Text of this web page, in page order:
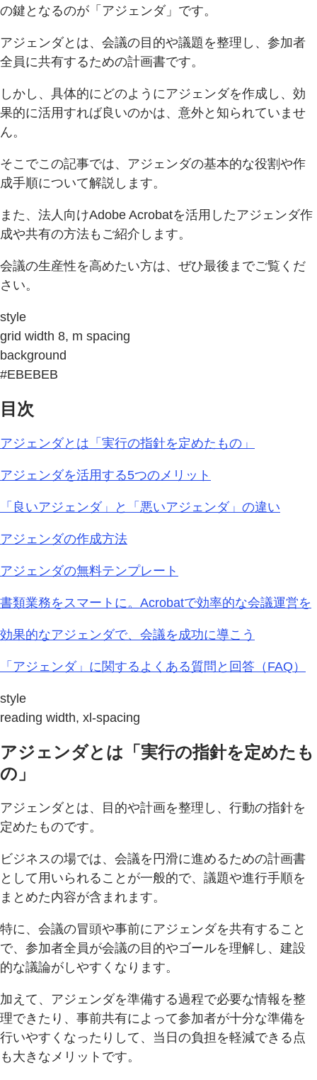
の鍵となるのが「アジェンダ」です。
アジェンダとは、会議の目的や議題を整理し、参加者
全員に共有するための計画書です。
しかし、具体的にどのようにアジェンダを作成し、効
果的に活用すれば良いのかは、意外と知られていませ
ん。
そこでこの記事では、アジェンダの基本的な役割や作
成手順について解説します。
また、法人向けAdobe Acrobatを活用したアジェンダ作
成や共有の方法もご紹介します。
会議の生産性を高めたい方は、ぜひ最後までご覧くだ
さい。
style
grid width 8, m spacing
background
#EBEBEB
目次
アジェンダとは「実行の指針を定めたもの」
アジェンダを活用する5つのメリット
「良いアジェンダ」と「悪いアジェンダ」の違い
アジェンダの作成方法
アジェンダの無料テンプレート
書類業務をスマートに。Acrobatで効率的な会議運営を
効果的なアジェンダで、会議を成功に導こう
「アジェンダ」に関するよくある質問と回答（FAQ）
style
reading width, xl-spacing
アジェンダとは「実行の指針を定めたも
の」
アジェンダとは、目的や計画を整理し、行動の指針を
定めたものです。
ビジネスの場では、会議を円滑に進めるための計画書
として用いられることが一般的で、議題や進行手順を
まとめた内容が含まれます。
特に、会議の冒頭や事前にアジェンダを共有すること
で、参加者全員が会議の目的やゴールを理解し、建設
的な議論がしやすくなります。
加えて、アジェンダを準備する過程で必要な情報を整
理できたり、事前共有によって参加者が十分な準備を
行いやすくなったりして、当日の負担を軽減できる点
も大きなメリットです。